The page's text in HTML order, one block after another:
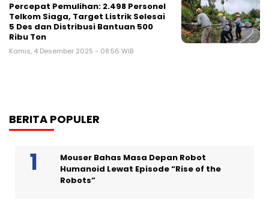
Percepat Pemulihan: 2.498 Personel
Telkom Siaga, Target Listrik Selesai
5 Des dan Distribusi Bantuan 500
Ribu Ton
Kamis, 4 Desember 2025 - 08:56 WIB
BERITA POPULER
Mouser Bahas Masa Depan Robot
Humanoid Lewat Episode “Rise of the
Robots”